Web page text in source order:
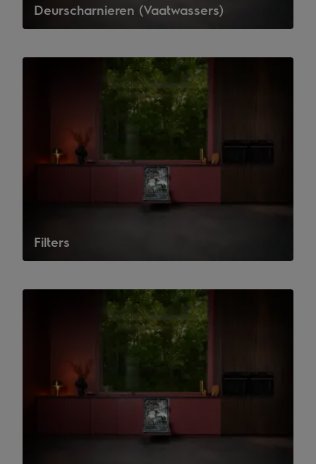
Deurscharnieren (Vaatwassers)
Filters